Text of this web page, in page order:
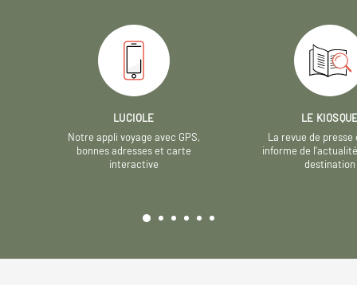
LUCIOLE
Notre appli voyage avec GPS,
bonnes adresses et carte
interactive
LE
La revue de presse
informe de
destination